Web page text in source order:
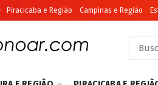
Piracicaba e Região Campinas e Região